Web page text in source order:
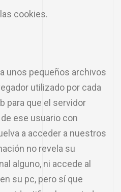
cookies.
unos pequeños archivos
utilizado por cada
para que el servidor
ese usuario con
a acceder a nuestros
no revela su
alguno, ni accede al
su pc, pero sí que